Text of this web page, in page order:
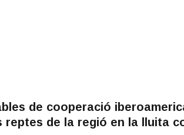
de cooperació
reptes de la regió en la lluita